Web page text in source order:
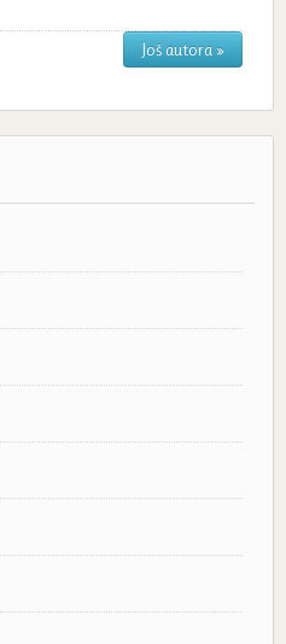
Još autora »